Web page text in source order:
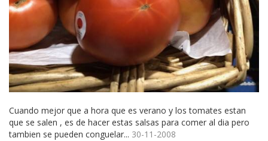
Cuando mejor que a hora que es verano y los tomates estan
que se salen , es de hacer estas salsas para comer al dia pero
tambien se pueden conguelar... 30-11-2008